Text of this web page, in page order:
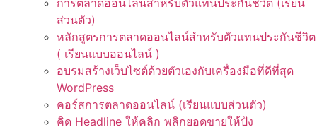
การตลาดออนไลน์สำหรับตัวแทนประกันชีวิต (เรียน
ส่วนตัว)
หลักสูตรการตลาดออนไลน์สำหรับตัวแทนประกันชีวิต
( เรียนแบบออนไลน์ )
อบรมสร้างเว็บไซต์ด้วยตัวเองกับเครื่องมือที่ดีที่สุด
WordPress
คอร์สการตลาดออนไลน์ (เรียนแบบส่วนตัว)
คิด Headline ให้คลิก พลิกยอดขายให้ปัง